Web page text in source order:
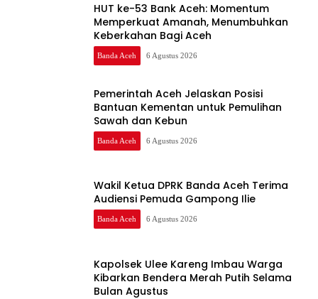
HUT ke-53 Bank Aceh: Momentum
Memperkuat Amanah, Menumbuhkan
Keberkahan Bagi Aceh
Banda Aceh 6 Agustus 2026
Pemerintah Aceh Jelaskan Posisi
Bantuan Kementan untuk Pemulihan
Sawah dan Kebun
Banda Aceh 6 Agustus 2026
Wakil Ketua DPRK Banda Aceh Terima
Audiensi Pemuda Gampong Ilie
Banda Aceh 6 Agustus 2026
Kapolsek Ulee Kareng Imbau Warga
Kibarkan Bendera Merah Putih Selama
Bulan Agustus